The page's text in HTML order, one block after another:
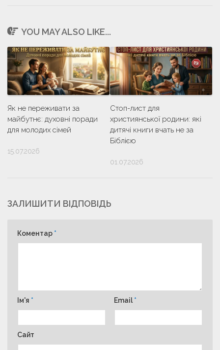
YOU MAY ALSO LIKE...
Як не переживати за
майбутнє: духовні поради
для молодих сімей
15.07.2026
Стоп-лист для
християнської родини: які
дитячі книги вчать не за
Біблією
01.07.2026
ЗАЛИШИТИ ВІДПОВІДЬ
Коментар *
Ім'я * Email *
Сайт